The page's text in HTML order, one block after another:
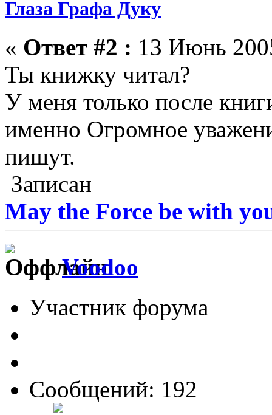
Глаза Графа Дуку
« Ответ #2 : 13 Июнь
Ты книжку читал?
У меня только после
именно Огромное
пишут.
Записан
May the Force be with
Voodoo
Участник форума
Сообщений: 192